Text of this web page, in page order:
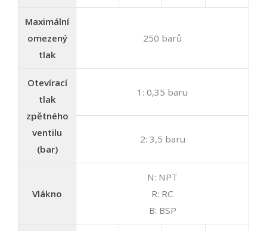
Maximální
omezený
tlak
250 barů
Otevírací
tlak
zpětného
ventilu
(bar)
1: 0,35 baru
2: 3,5 baru
Vlákno
N: NPT
R: RC
B: BSP